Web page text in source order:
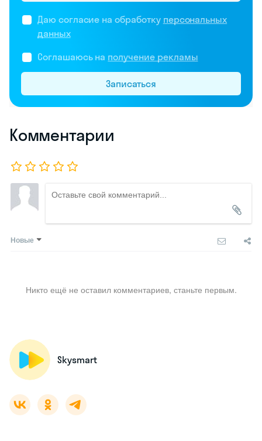
Даю согласие на обработку персональных
данных
Соглашаюсь на получение рекламы
Записаться
Комментарии
Новые
Никто ещё не оставил комментариев, станьте первым.
Skysmart